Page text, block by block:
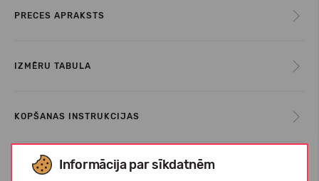
Informācija par sīkdatnēm
PRECES APRAKSTS
IZMĒRU TABULA
KOPŠANAS INSTRUKCIJAS
PAR ECOALF